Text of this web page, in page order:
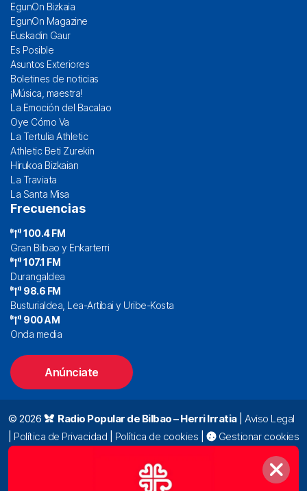
EgunOn Bizkaia
EgunOn Magazine
Euskadin Gaur
Es Posible
Asuntos Exteriores
Boletines de noticias
¡Música, maestra!
La Emoción del Bacalao
Oye Cómo Va
La Tertulia Athletic
Athletic Beti Zurekin
Hirukoa Bizkaian
La Traviata
La Santa Misa
Frecuencias
100.4 FM
Gran Bilbao y Enkarterri
107.1 FM
Durangaldea
98.6 FM
Busturialdea, Lea-Artibai y Uribe-Kosta
900 AM
Onda media
Anúnciate
© 2026 Radio Popular de Bilbao – Herri Irratia| Aviso Legal
Política de Privacidad Política de cookies
Gestionar cookies
Alda. Mazarredo, 47 – 7º 48009 Bilbao |
|